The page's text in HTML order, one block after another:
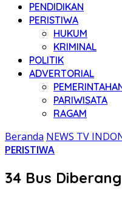
PENDIDIKAN
PERISTIWA
HUKUM
KRIMINAL
POLITIK
ADVERTORIAL
PARIWISATA
RAGAM
Beranda NEWS TV
PERISTIWA
34 Bus